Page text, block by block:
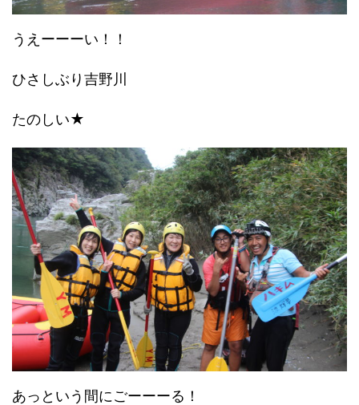
うえーーーい！！
ひさしぶり吉野川
たのしい★
あっという間にごーーーる！